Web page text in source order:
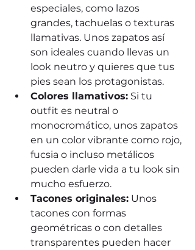
especiales, como lazos
grandes, tachuelas o texturas
llamativas. Unos zapatos así
son ideales cuando llevas un
look neutro y quieres que tus
pies sean los protagonistas.
Colores llamativos: Si tu
outfit es neutral o
monocromático, unos zapatos
en un color vibrante como rojo,
fucsia o incluso metálicos
pueden darle vida a tu look sin
mucho esfuerzo.
Tacones originales: Unos
tacones con formas
geométricas o con detalles
transparentes pueden hacer